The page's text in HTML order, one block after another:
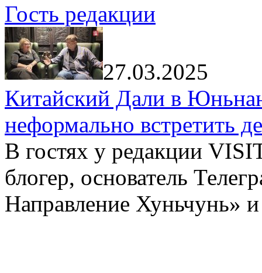
Гость редакции
27.03.2025
Китайский Дали в
неформально встретить
В гостях у редакции
блогер, основатель
Направление Хуньчунь»